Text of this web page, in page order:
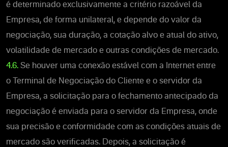
é determinado exclusivamente a critério razoável da
Empresa, de forma unilateral, e depende do valor da
negociação, sua duração, a cotação alvo e atual do ativo,
volatilidade de mercado e outras condições de mercado.
4.6. Se houver uma conexão estável com a Internet entre
o Terminal de Negociação do Cliente e o servidor da
Empresa, a solicitação para o fechamento antecipado da
negociação é enviada para o servidor da Empresa, onde
sua precisão e conformidade com as condições atuais de
mercado são verificadas. Depois, a solicitação é